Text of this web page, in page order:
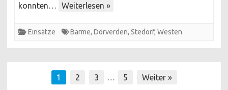
konnten…
Weiterlesen »
Einsätze Barme, Dörverden, Stedorf, Westen
Seitennummerierung
1 2 3 5 Weiter »